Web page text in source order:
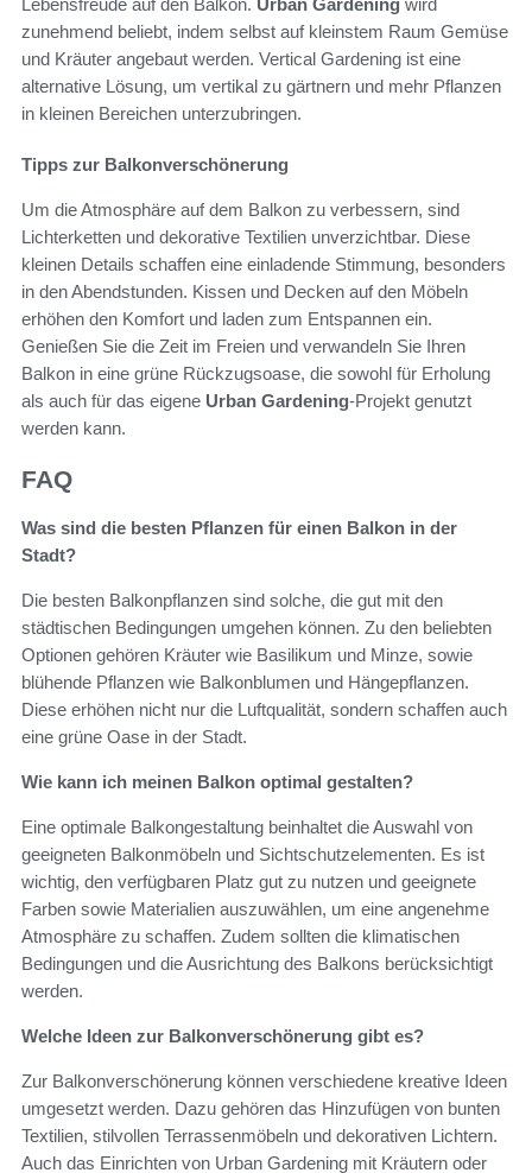
Lebensfreude auf den Balkon. Urban Gardening wird
zunehmend beliebt, indem selbst auf kleinstem Raum Gemüse
und Kräuter angebaut werden. Vertical Gardening ist eine
alternative Lösung, um vertikal zu gärtnern und mehr Pflanzen
in kleinen Bereichen unterzubringen.
Tipps zur Balkonverschönerung
Um die Atmosphäre auf dem Balkon zu verbessern, sind
Lichterketten und dekorative Textilien unverzichtbar. Diese
kleinen Details schaffen eine einladende Stimmung, besonders
in den Abendstunden. Kissen und Decken auf den Möbeln
erhöhen den Komfort und laden zum Entspannen ein.
Genießen Sie die Zeit im Freien und verwandeln Sie Ihren
Balkon in eine grüne Rückzugsoase, die sowohl für Erholung
als auch für das eigene Urban Gardening-Projekt genutzt
werden kann.
FAQ
Was sind die besten Pflanzen für einen Balkon in der
Stadt?
Die besten Balkonpflanzen sind solche, die gut mit den
städtischen Bedingungen umgehen können. Zu den beliebten
Optionen gehören Kräuter wie Basilikum und Minze, sowie
blühende Pflanzen wie Balkonblumen und Hängepflanzen.
Diese erhöhen nicht nur die Luftqualität, sondern schaffen auch
eine grüne Oase in der Stadt.
Wie kann ich meinen Balkon optimal gestalten?
Eine optimale Balkongestaltung beinhaltet die Auswahl von
geeigneten Balkonmöbeln und Sichtschutzelementen. Es ist
wichtig, den verfügbaren Platz gut zu nutzen und geeignete
Farben sowie Materialien auszuwählen, um eine angenehme
Atmosphäre zu schaffen. Zudem sollten die klimatischen
Bedingungen und die Ausrichtung des Balkons berücksichtigt
werden.
Welche Ideen zur Balkonverschönerung gibt es?
Zur Balkonverschönerung können verschiedene kreative Ideen
umgesetzt werden. Dazu gehören das Hinzufügen von bunten
Textilien, stilvollen Terrassenmöbeln und dekorativen Lichtern.
Auch das Einrichten von Urban Gardening mit Kräutern oder